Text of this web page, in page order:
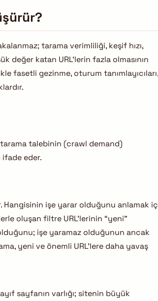
tarama verimliliği, keşif hızı,
değer katan URL’lerin fazla olmasının
fasetli gezinme, oturum tanımlayıcıları,
tarama talebinin (crawl demand)
ifade eder.
Hangisinin işe yarar olduğunu anlamak
oluşan filtre URL’lerinin “yeni”
işe yaramaz olduğunun ancak
yeni ve önemli URL’lere daha yavaş
sayfanın varlığı; sitenin büyük